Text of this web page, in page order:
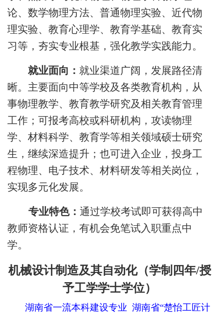
论、数学物理方法、普通物理实验、近代物
理实验、教育心理学、教育学基础、教育实
习等，夯实专业根基，强化教学实践能力。
就业面向： 就业渠道广阔，发展路径清
晰。主要面向中等学校及各类教育机构，从
事物理教学、教育教学研究及相关教育管理
工作；可报考高校或科研机构，攻读物理
学、材料科学、教育学等相关领域硕士研究
生，继续深造提升；也可进入企业，投身工
程物理、电子技术、材料研发等相关岗位，
实现多元化发展。
专业特色： 通过学校考试即可获得高中
教师资格认证，有机会免笔试入职重点中
学。
机械设计制造及其自动化（学制四年/授
予工学学士学位）
湖南省一流本科建设专业 湖南省“楚怡工匠计